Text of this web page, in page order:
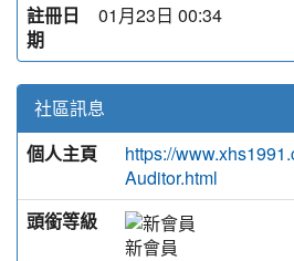
註冊日
期
01月23日 00:34
社區訊息
個人主頁
https://
Auditor.html
頭銜等級
新會員